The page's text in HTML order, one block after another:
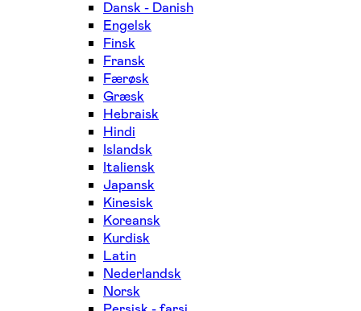
Dansk - Danish
Engelsk
Finsk
Fransk
Færøsk
Græsk
Hebraisk
Hindi
Islandsk
Italiensk
Japansk
Kinesisk
Koreansk
Kurdisk
Latin
Nederlandsk
Norsk